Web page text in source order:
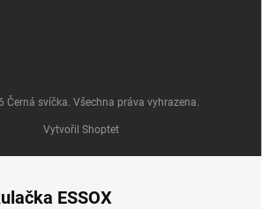
Vytvořil Shoptet
Černá svíčka. Všechna práva vyhrazena.
ESSOX